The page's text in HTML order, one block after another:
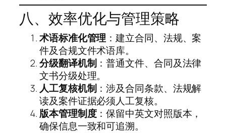
八、效率优化与管理策略
术语标准化管理 ：建立合同、法规、案
件及合规文件术语库。
分级翻译机制：普通文件、合同及法律
文书分级处理。
人工复核机制：涉及合同条款、法规解
读及案件证据必须人工复核。
版本管理制度：保留中英文对照版本，
确保信息一致和可追溯。